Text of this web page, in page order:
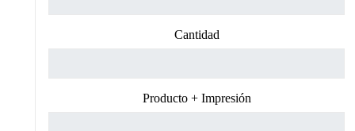
Cantidad
Producto + Impresión